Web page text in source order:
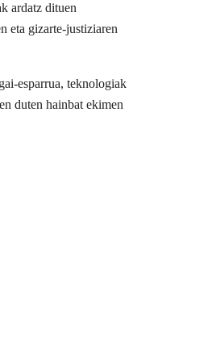
ardatz dituen
eta gizarte-justiziaren
esparrua, teknologiak
duten hainbat ekimen